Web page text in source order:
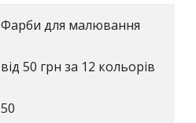
Фарби для малювання
від 50 грн за 12 кольорів
50